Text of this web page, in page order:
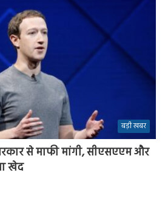
बड़ी खबर
से माफी मांगी, सीएसएएम और
खेद